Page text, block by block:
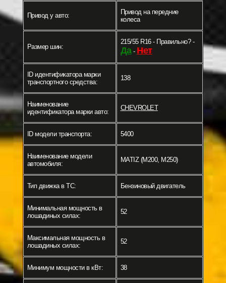
Привод у авто:
Привод на передние
колеса
Размер шин:
215/55 R16 - Правильно? -
Да- Нет
ID идентификатора марки
транспортного средства:
138
Наименование
идентификатора марки авто:
CHEVROLET
ID модели транспорта: 5400
Наименование модели
автомобиля:
MATIZ (M200, M250)
Тип движка в ТС: Бензиновый двигатель
Минимальная мощность в
лошадиных силах:
52
Максимальная мощность в
лошадиных силах:
52
Минимум мощности в кВт: 38